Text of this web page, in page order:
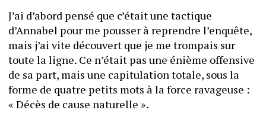
J’ai d’abord pensé que c’était une tactique
d’Annabel pour me pousser à reprendre l’enquête,
mais j’ai vite découvert que je me trompais sur
toute la ligne. Ce n’était pas une énième offensive
de sa part, mais une capitulation totale, sous la
forme de quatre petits mots à la force ravageuse :